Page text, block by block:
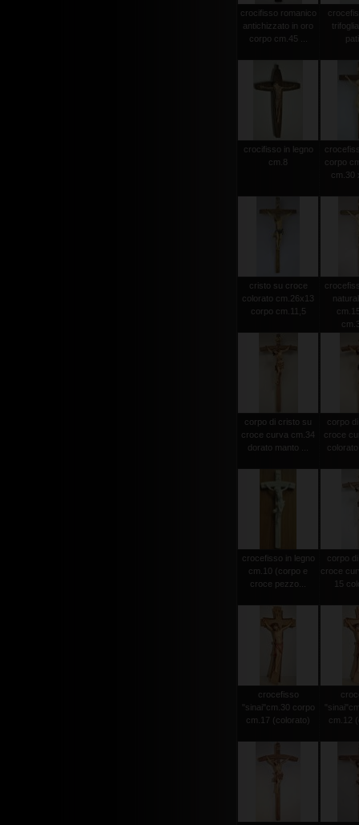
crocifisso romanico
antichizzato in oro
corpo cm.45 ...
crocifisso in legno
cm.8
corpo
cm.30
cristo su croce
colorato cm.26x13
corpo cm.11,5
corpo di cristo su
croce curva cm.34
dorato manto ...
corpo
croce
crocefisso in legno
cm.10 (corpo e
croce pezzo...
corpo
croce
15
crocefisso
"sinai"cm.30 corpo
cm.17 (colorato)
cm.12